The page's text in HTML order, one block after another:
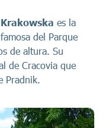
es la
del Parque
de altura. Su
de Cracovia que
Pradnik.